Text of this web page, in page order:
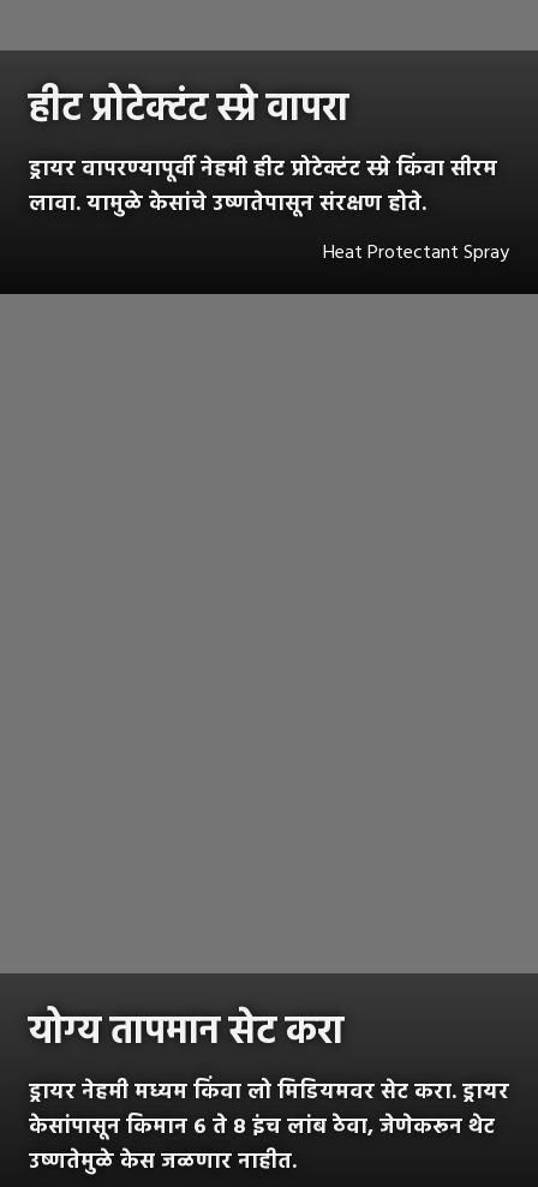
हीट प्रोटेक्टंट स्प्रे वापरा
ड्रायर वापरण्यापूर्वी नेहमी हीट प्रोटेक्टंट स्प्रे किंवा सीरम
लावा. यामुळे केसांचे उष्णतेपासून संरक्षण होते.
Heat Protectant Spray
योग्य तापमान सेट करा
ड्रायर नेहमी मध्यम किंवा लो मिडियमवर सेट करा. ड्रायर
केसांपासून किमान ६ ते ८ इंच लांब ठेवा, जेणेकरून थेट
उष्णतेमुळे केस जळणार नाहीत.